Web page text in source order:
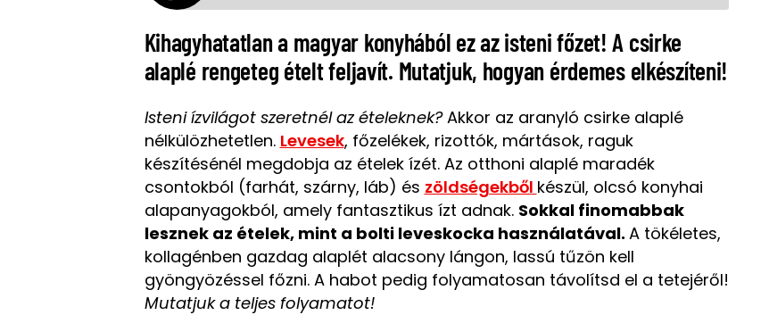
Kihagyhatatlan a magyar konyhából ez az isteni főzet! A csirke
alaplé rengeteg ételt feljavít. Mutatjuk, hogyan érdemes elkészíteni!
Isteni ízvilágot szeretnél az ételeknek?Akkor az aranyló csirke alaplé
nélkülözhetetlen. Levesek, főzelékek, rizottók, mártások, raguk
készítésénél megdobja az ételek ízét. Az otthoni alaplé maradék
csontokból (farhát, szárny, láb) és zöldségekből készül, olcsó konyhai
alapanyagokból, amely fantasztikus ízt adnak. Sokkal finomabbak
lesznek az ételek, mint a bolti leveskocka használatával. A tökéletes,
kollagénben gazdag alaplét alacsony lángon, lassú tűzön kell
gyöngyözéssel főzni. A habot pedig folyamatosan távolítsd el a tetejéről!
Mutatjuk a teljes folyamatot!